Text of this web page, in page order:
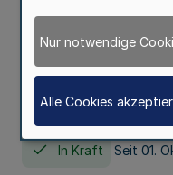
Gesetz über die
Nordrhein-
HG)
In Kraft Seit 01.
Nur notwendige
Alle Cookies